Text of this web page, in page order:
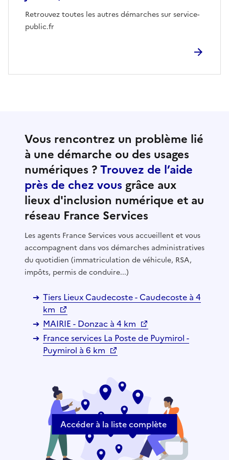
Retrouvez toutes les autres démarches sur service-
public.fr
Vous rencontrez un problème lié
à une démarche ou des usages
numériques ?Trouvez de l’aide
près de chez vous grâce aux
lieux d'inclusion numérique et au
réseau France Services
Les agents France Services vous accueillent et vous
accompagnent dans vos démarches administratives
du quotidien (immatriculation de véhicule, RSA,
impôts, permis de conduire...)
Tiers Lieux Caudecoste - Caudecoste à 4
km
MAIRIE - Donzac à 4 km
France services La Poste de Puymirol -
Puymirol à 6 km
Accéder à la liste complète